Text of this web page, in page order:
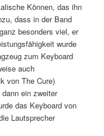
Können, das ihn
dass in der Band
besonders viel, er
wurde
zum Keyboard
auch
von The Cure)
ein zweiter
das Keyboard von
Lautsprecher